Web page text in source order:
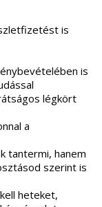
is
is
légkört
a
tantermi, hanem
szerint is
heteket,